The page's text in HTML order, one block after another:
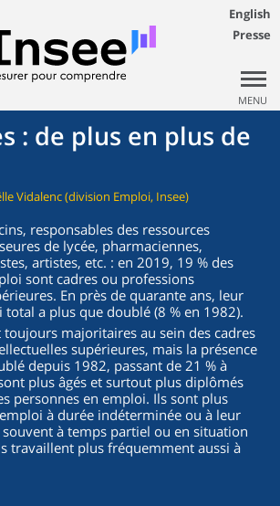
English
Presse
MENU
: de plus en plus de
Vidalenc (division Emploi, Insee)
responsables des ressources
de lycée, pharmaciennes,
artistes, etc. : en 2019, 19 % des
sont cadres ou professions
En près de quarante ans, leur
a plus que doublé (8 % en 1982).
toujours majoritaires au sein des cadres
supérieures, mais la présence
depuis 1982, passant de 21 % à
plus âgés et surtout plus diplômés
personnes en emploi. Ils sont plus
à durée indéterminée ou à leur
à temps partiel ou en situation
travaillent plus fréquemment aussi à